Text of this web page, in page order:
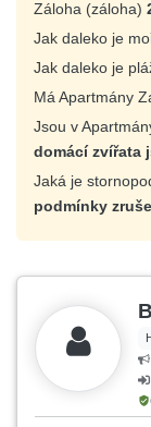
Záloha (záloha)
Jak daleko je
Jak daleko je
Má Apartmány
Jsou v
domácí zvířata
Jaká je
podmínky